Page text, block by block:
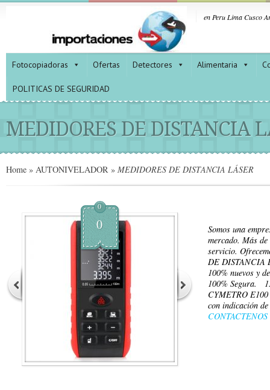
en Peru Lima Cusco
Fotocopiadoras Ofertas Detectores Alimentaria
POLITICAS DE SEGURIDAD
MEDIDORES DE DISTANCIA
Home » AUTONIVELADOR » MEDIDORES DE DISTANCIA LÁSER
0
0
Somos una
mercado. Más
servicio.
DE DISTANCIA
100% nuevos y
100% Segura.
CYMETRO
con indicación
CONTACTENOS